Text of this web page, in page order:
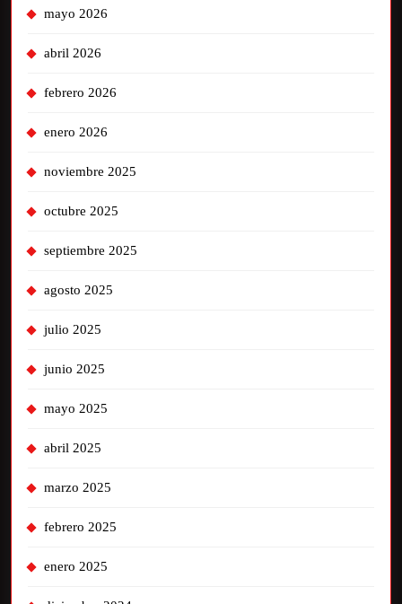
mayo 2026
abril 2026
febrero 2026
enero 2026
noviembre 2025
octubre 2025
septiembre 2025
agosto 2025
julio 2025
junio 2025
mayo 2025
abril 2025
marzo 2025
febrero 2025
enero 2025